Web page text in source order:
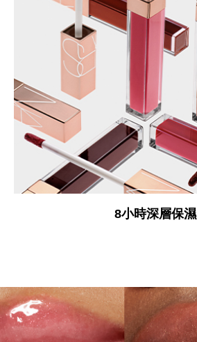
8小時深層保濕